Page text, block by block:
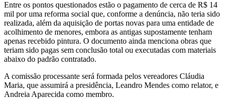
Entre os pontos questionados estão o pagamento de cerca de R$ 14
mil por uma reforma social que, conforme a denúncia, não teria sido
realizada, além da aquisição de portas novas para uma entidade de
acolhimento de menores, embora as antigas supostamente tenham
apenas recebido pintura. O documento ainda menciona obras que
teriam sido pagas sem conclusão total ou executadas com materiais
abaixo do padrão contratado.
A comissão processante será formada pelos vereadores Cláudia
Maria, que assumirá a presidência, Leandro Mendes como relator, e
Andreia Aparecida como membro.